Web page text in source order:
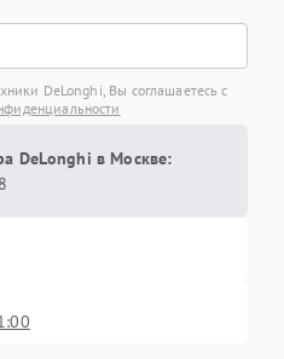
DeLonghi, Вы соглашаетесь с
DeLonghi в Москве: